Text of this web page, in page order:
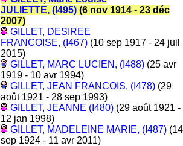
JULIETTE, (I495)(6 nov 1914 - 23 déc
2007)
GILLET, DESIREE
FRANCOISE, (I467)(10 sep 1917 - 24 juil
2015)
GILLET, MARC LUCIEN, (I488)(25 avr
1919 - 10 avr 1994)
GILLET, JEAN FRANCOIS, (I478)(29
août 1921 - 28 sep 1993)
GILLET, JEANNE (I480)(29 août 1921 -
12 jan 1998)
GILLET, MADELEINE MARIE, (I487)(14
sep 1924 - 11 avr 2011)